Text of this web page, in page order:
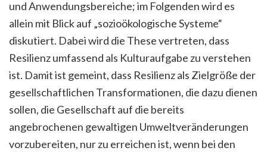
und Anwendungsbereiche; im Folgenden wird es
allein mit Blick auf „sozioökologische Systeme“
diskutiert. Dabei wird die These vertreten, dass
Resilienz umfassend als Kulturaufgabe zu verstehen
ist. Damit ist gemeint, dass Resilienz als Zielgröße der
gesellschaftlichen Transformationen, die dazu dienen
sollen, die Gesellschaft auf die bereits
angebrochenen gewaltigen Umweltveränderungen
vorzubereiten, nur zu erreichen ist, wenn bei den